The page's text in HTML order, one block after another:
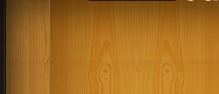
كتب 1960
كتب 1959
كتب 1952
كتب 1951